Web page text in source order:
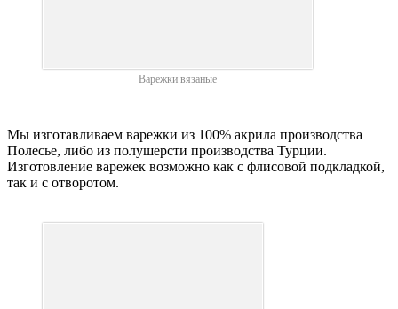
Варежки вязаные
Мы изготавливаем варежки из 100% акрила производства
Полесье, либо из полушерсти производства Турции.
Изготовление варежек возможно как с флисовой подкладкой,
так и с отворотом.